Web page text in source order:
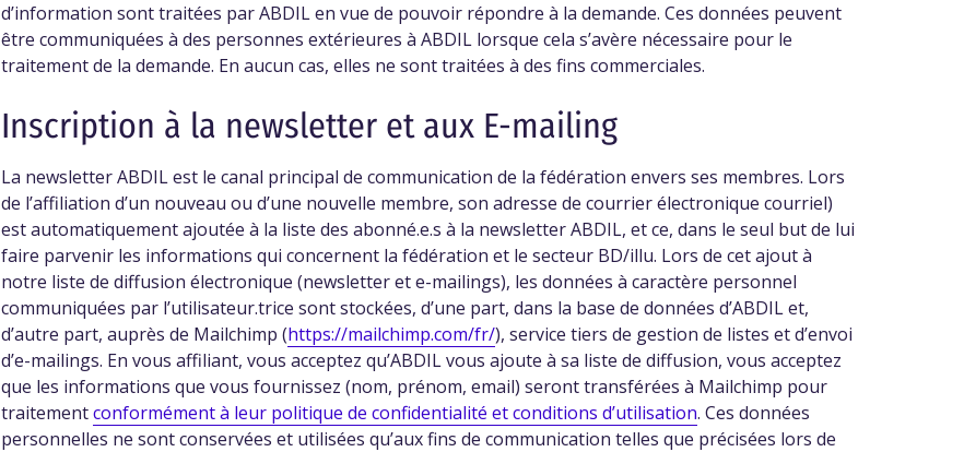
d’information sont traitées par ABDIL en vue de pouvoir répondre à la demande. Ces données peuvent
être communiquées à des personnes extérieures à ABDIL lorsque cela s’avère nécessaire pour le
traitement de la demande. En aucun cas, elles ne sont traitées à des fins commerciales.
Inscription à la newsletter et aux E-mailing
La newsletter ABDIL est le canal principal de communication de la fédération envers ses membres. Lors
de l’affiliation d’un nouveau ou d’une nouvelle membre, son adresse de courrier électronique courriel)
est automatiquement ajoutée à la liste des abonné.e.s à la newsletter ABDIL, et ce, dans le seul but de lui
faire parvenir les informations qui concernent la fédération et le secteur BD/illu. Lors de cet ajout à
notre liste de diffusion électronique (newsletter et e-mailings), les données à caractère personnel
communiquées par l’utilisateur.trice sont stockées, d’une part, dans la base de données d’ABDIL et,
d’autre part, auprès de Mailchimp (https://mailchimp.com/fr/), service tiers de gestion de listes et d’envoi
d’e-mailings. En vous affiliant, vous acceptez qu’ABDIL vous ajoute à sa liste de diffusion, vous acceptez
que les informations que vous fournissez (nom, prénom, email) seront transférées à Mailchimp pour
traitementconformément à leur politique de confidentialité et conditions d’utilisation. Ces données
personnelles ne sont conservées et utilisées qu’aux fins de communication telles que précisées lors de